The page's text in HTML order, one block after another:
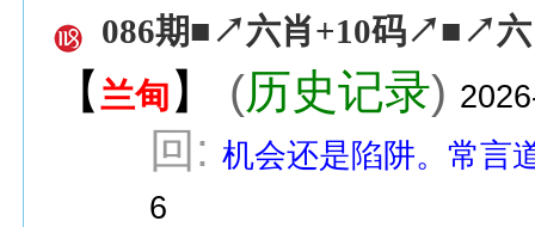
086期■↗六肖+10码↗■↗
【兰甸 】 (历史记录)
回: 机会还是陷阱。常言
6